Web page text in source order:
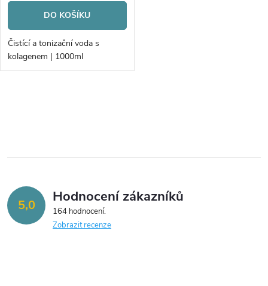
d
u
ů
o
d
u
ů
DO KOŠÍKU
Čistící a tonizační voda s
kolagenem | 1000ml
l
d
a
5,0 Hodnocení zákazníků
164 hodnocení
Zobrazit recenze